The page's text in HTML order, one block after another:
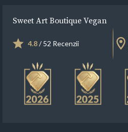
Sweet Art Boutique Vegan
4.8/ 52 Recenzii